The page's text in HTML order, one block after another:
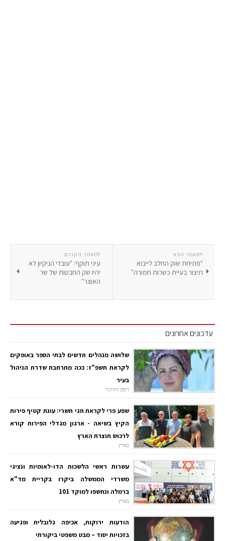
למאמר הקודם
עיני תוקף: "עובדי הניקיון לא
יהיו שק החבטות של שר
האוצר"
למאמר הבא
"פתיחת שוק החלב לייבוא
תיצור בעיית כשרות חמורה"
עדכונים אחרונים
שלושה מנהלים חדשים לבתי הספר באופקים
לקראת תשפ"ז: ככה מתרחבת שדרת הניהול
בעיר
דופק החינוך
שפע פרי לקראת חגי תשרי: עונת קטיף פירות
הקיץ בשיאה - ארגון מגדלי הפירות קורא
לרכוש תוצרת הארץ
בארץ
עשרות ראשי הלשכות הדו-לאומיות ונציגי
משרדי הממשלה ביקרו בקריית מד"א
ברמלה ונחשפו למוקד 101
בארץ
הודעות ירוקות, אכיפה גלובלית ופגיעה
בזכויות יסוד – מבט משפטי ביקורתי